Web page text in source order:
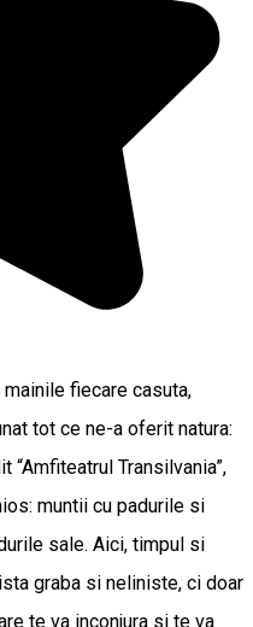
fiecare casuta,
tot ce ne-a oferit natura:
“Amfiteatrul Transilvania”,
muntii cu padurile si
sale. Aici, timpul si
graba si neliniste, ci doar
te va inconjura si te va